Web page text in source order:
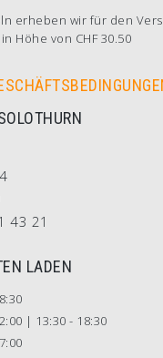
erheben wir für den
Höhe von CHF 30.50
43 21
LADEN
| 13:30 - 18:30